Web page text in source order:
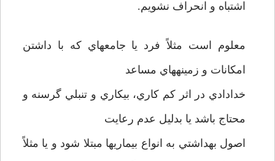
اشتباه و انحراف نشويم.
معلوم است مثلاً فرد يا جامعه­اي كه با داشتن
امكانات و زمينه­هاي مساعد
خدادادي در اثر كم كاري، بيكاري و تنبلي گرسنه و
محتاج باشد يا بدليل عدم رعايت
اصول بهداشتي به انواع بيماريها مبتلا شود و يا مثلاً